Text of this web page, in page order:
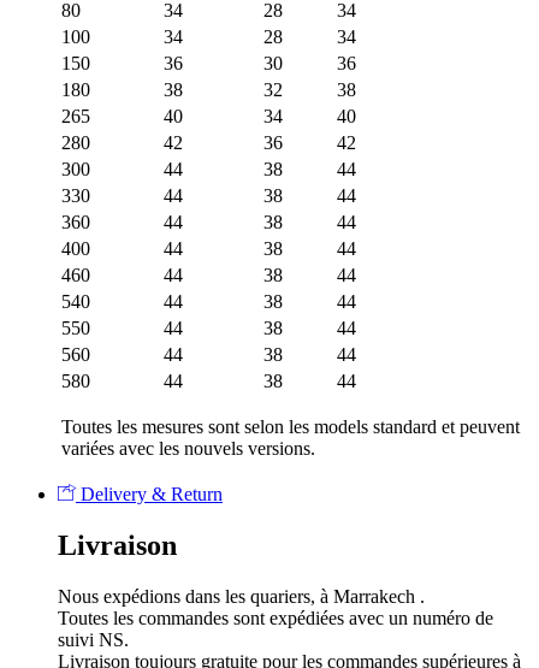
80
34 28
34
100
34 28
34
150
36 30
36
180
38 32
38
265
40 34
40
280
42 36
42
300
44 38
44
330
44 38
44
360
44 38
44
400
44 38
44
460
44 38
44
540
44 38
44
550
44 38
44
560
44 38
44
580
44 38 44
Toutes les mesures sont selon les models standard et peuvent
variées avec les nouvels versions.
Delivery & Return
Livraison
Nous expédions dans les quariers, à Marrakech .
Toutes les commandes sont expédiées avec un numéro de
suivi NS.
Livraison toujours gratuite pour les commandes supérieures à